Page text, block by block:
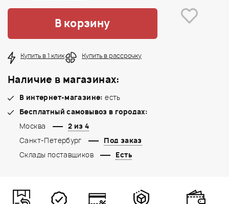
В корзину
Купить в 1 клик Купить в рассрочку
Наличие в магазинах:
В интернет-магазине: есть
Бесплатный самовывоз в городах:
Москва
2 из 4
Санкт-Петербург
Под заказ
Склады поставщиков
Есть